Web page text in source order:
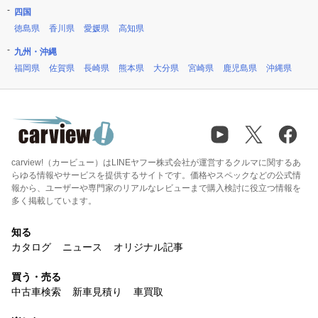
四国
徳島県
香川県 愛媛県 高知県
九州・沖縄
福岡県
佐賀県 長崎県 熊本県 大分県 宮崎県 鹿児島県 沖縄県
carview!（カービュー）はLINEヤフー株式会社が運営するクルマに関するあ
らゆる情報やサービスを提供するサイトです。価格やスペックなどの公式情
報から、ユーザーや専門家のリアルなレビューまで購入検討に役立つ情報を
多く掲載しています。
知る
カタログ
ニュース オリジナル記事
買う・売る
中古車検索
新車見積り 車買取